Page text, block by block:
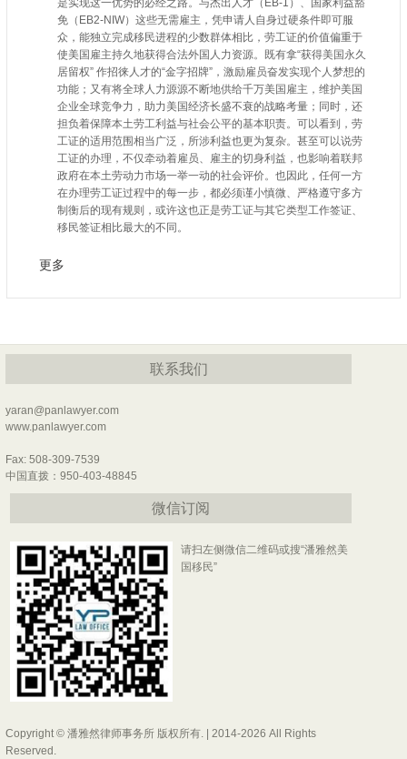
是实现这一优势的必经之路。与杰出人才（EB-1）、国家利益豁
免（EB2-NIW）这些无需雇主，凭申请人自身过硬条件即可服
众，能独立完成移民进程的少数群体相比，劳工证的价值偏重于
使美国雇主持久地获得合法外国人力资源。既有拿“获得美国永久
居留权” 作招徕人才的“金字招牌”，激励雇员奋发实现个人梦想的
功能；又有将全球人力源源不断地供给千万美国雇主，维护美国
企业全球竞争力，助力美国经济长盛不衰的战略考量；同时，还
担负着保障本土劳工利益与社会公平的基本职责。可以看到，劳
工证的适用范围相当广泛，所涉利益也更为复杂。甚至可以说劳
工证的办理，不仅牵动着雇员、雇主的切身利益，也影响着联邦
政府在本土劳动力市场一举一动的社会评价。也因此，任何一方
在办理劳工证过程中的每一步，都必须谨小慎微、严格遵守多方
制衡后的现有规则，或许这也正是劳工证与其它类型工作签证、
移民签证相比最大的不同。
更多
联系我们
yaran@panlawyer.com
www.panlawyer.com
Fax: 508-309-7539
中国直拨：950-403-48845
微信订阅
请扫左侧微信二维码或搜“潘雅然美
国移民”
Copyright © 潘雅然律师事务所 版权所有. | 2014-2026 All Rights
Reserved.